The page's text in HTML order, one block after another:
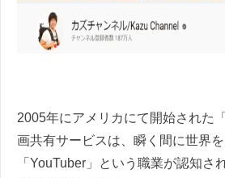
2005年にアメリカにて開始された
画共有サービスは、瞬く間に世界
「YouTuber」という職業が認知さ